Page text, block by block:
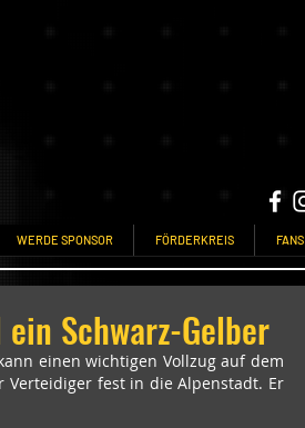
WERDE SPONSOR FÖRDERKREIS FANS
Schwarz-Gelber
einen wichtigen Vollzug auf dem
Verteidiger fest in die Alpenstadt. Er